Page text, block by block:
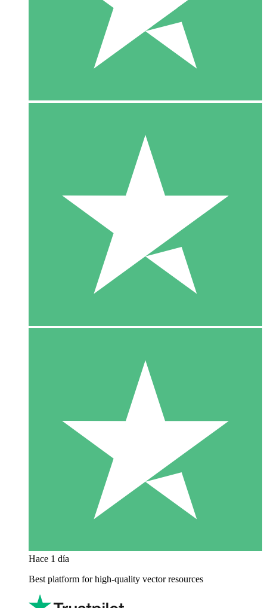
Hace 1 día
Best platform for high-quality vector resources